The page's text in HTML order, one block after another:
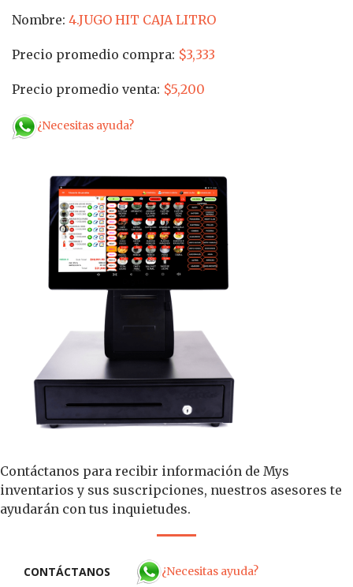
Nombre: 4.JUGO HIT CAJA LITRO
Precio promedio compra: $3,333
Precio promedio venta: $5,200
¿Necesitas ayuda?
Contáctanos para recibir información de Mys
inventarios y sus suscripciones, nuestros asesores te
ayudarán con tus inquietudes.
CONTÁCTANOS ¿Necesitas ayuda?